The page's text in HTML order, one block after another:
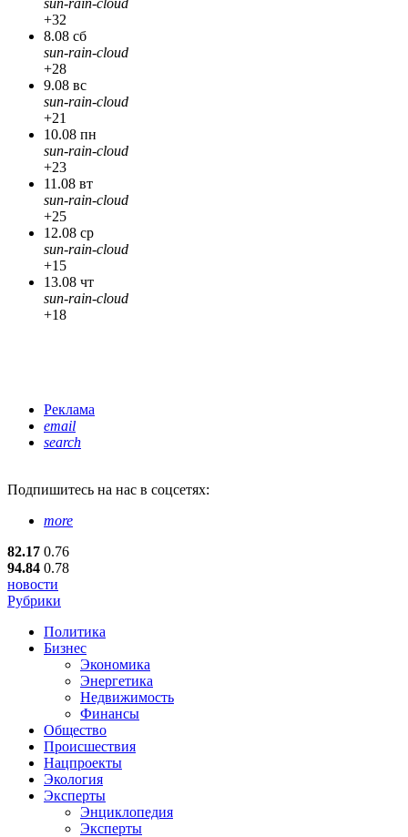
sun-rain-cloud
+32
8.08 сб
sun-rain-cloud
+28
9.08 вс
sun-rain-cloud
+21
10.08 пн
sun-rain-cloud
+23
11.08 вт
sun-rain-cloud
+25
12.08 ср
sun-rain-cloud
+15
13.08 чт
sun-rain-cloud
+18
Реклама
email
search
Подпишитесь на нас в соцсетях:
more
82.17 0.76
94.84 0.78
новости
Рубрики
Политика
Бизнес
Экономика
Энергетика
Недвижимость
Финансы
Общество
Происшествия
Нацпроекты
Экология
Эксперты
Энциклопедия
Эксперты